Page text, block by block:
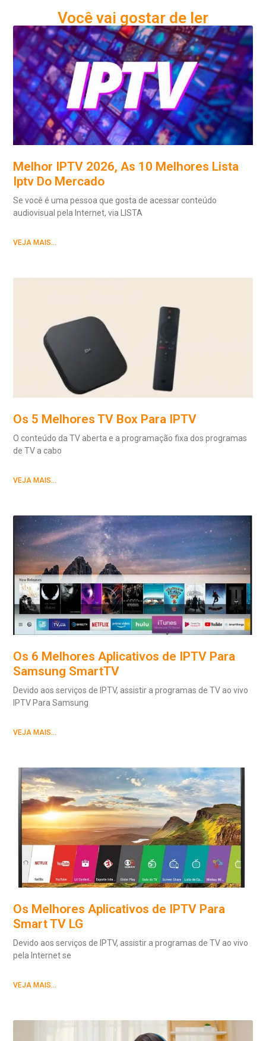
Você vai gostar de ler
Melhor IPTV 2026, As 10 Melhores Lista
Iptv Do Mercado
Se você é uma pessoa que gosta de acessar conteúdo
audiovisual pela Internet, via LISTA
VEJA MAIS...
Os 5 Melhores TV Box Para IPTV
O conteúdo da TV aberta e a programação fixa dos programas
de TV a cabo
VEJA MAIS...
Os 6 Melhores Aplicativos de IPTV Para
Samsung SmartTV
Devido aos serviços de IPTV, assistir a programas de TV ao vivo
IPTV Para Samsung
VEJA MAIS...
Os Melhores Aplicativos de IPTV Para
Smart TV LG
Devido aos serviços de IPTV, assistir a programas de TV ao vivo
pela Internet se
VEJA MAIS...